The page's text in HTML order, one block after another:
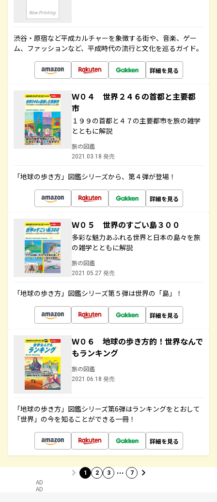
渋谷・原宿など平成カルチャーを象徴する街や、音楽、ゲー
ム、ファッションなど、平成時代の流行と文化を巡るガイド。
詳細を見る
Ｗ０４ 世界２４６の首都と主要都
市
１９９の首都と４７の主要都市を旅の雑学
とともに解説
旅の図鑑
2021.03.18 発売
「地球の歩き方」図鑑シリーズから、第４弾が登場！
詳細を見る
Ｗ０５ 世界のすごい島３００
多彩な魅力あふれる世界と日本の島々を旅
の雑学とともに解説
旅の図鑑
2021.05.27 発売
「地球の歩き方」図鑑シリーズ第５弾は世界の「島」！
詳細を見る
Ｗ０６ 地球の歩き方的！世界なんで
もランキング
旅の図鑑
2021.06.18 発売
「地球の歩き方」図鑑シリーズ第6弾はランキングをとおして
「世界」の今を知ることができる一冊！
詳細を見る
1 2 3 … 7
AD
AD